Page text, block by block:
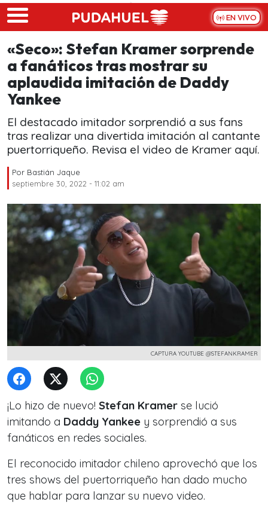
Skip to main content
EN VIVO
«Seco»: Stefan Kramer sorprende
a fanáticos tras mostrar su
aplaudida imitación de Daddy
Yankee
El destacado imitador sorprendió a sus fans
tras realizar una divertida imitación al cantante
puertorriqueño. Revisa el video de Kramer aquí.
Por Bastián Jaque
septiembre 30, 2022 - 11:02 am
CAPTURA YOUTUBE @STEFANKRAMER
¡Lo hizo de nuevo! Stefan Kramer se lució
imitando a Daddy Yankee y sorprendió a sus
fanáticos en redes sociales.
El reconocido imitador chileno aprovechó que los
tres shows del puertorriqueño han dado mucho
que hablar para lanzar su nuevo video.